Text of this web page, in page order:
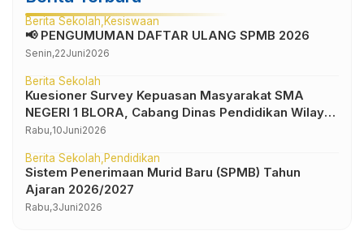
Berita Sekolah Kesiswaan
📢 PENGUMUMAN DAFTAR ULANG SPMB 2026
Senin,22Juni2026
Berita Sekolah
Kuesioner Survey Kepuasan Masyarakat SMA
NEGERI 1 BLORA, Cabang Dinas Pendidikan Wilayah
IV
Rabu,10Juni2026
Berita Sekolah Pendidikan
Sistem Penerimaan Murid Baru (SPMB) Tahun
Ajaran 2026/2027
Rabu,3Juni2026